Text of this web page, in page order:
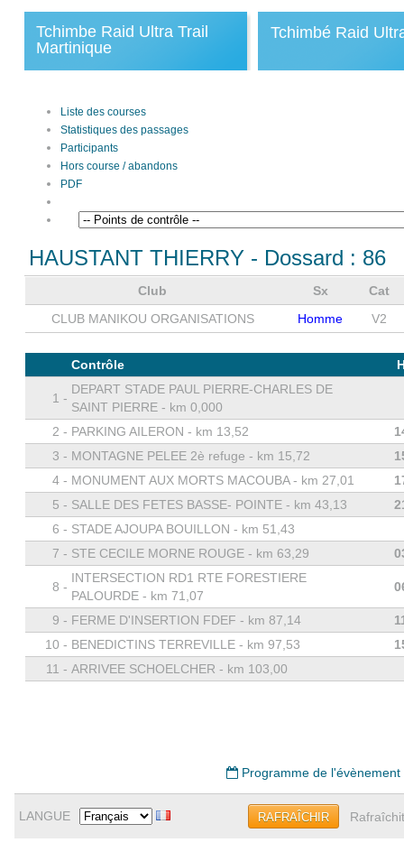
Tchimbe Raid Ultra Trail
Martinique
Tchimbé Raid
Liste des courses
Statistiques des passages
Participants
Hors course / abandons
PDF
HAUSTANT THIERRY- Dossard : 86
Club Sx
Cat
CLUB MANIKOU ORGANISATIONS
Homme V2
Contrôle
1 -
DEPART STADE PAUL PIERRE-CHARLES DE
SAINT PIERRE - km 0,000
2 - PARKING AILERON - km 13,52
3 - MONTAGNE PELEE 2è refuge - km 15,72
4 - MONUMENT AUX MORTS MACOUBA - km 27,01
5 - SALLE DES FETES BASSE- POINTE - km 43,13
6 - STADE AJOUPA BOUILLON - km 51,43
7 - STE CECILE MORNE ROUGE - km 63,29
8 -
INTERSECTION RD1 RTE FORESTIERE
PALOURDE - km 71,07
9 - FERME D'INSERTION FDEF - km 87,14
10 - BENEDICTINS TERREVILLE - km 97,53
11 - ARRIVEE SCHOELCHER - km 103,00
Programme de l'évènement
LANGUE RAFRAÎCHIR